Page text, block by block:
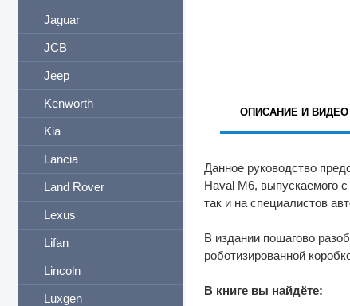
Jaguar
JCB
Jeep
Kenworth
Kia
Lancia
Land Rover
Lexus
Lifan
Lincoln
Luxgen
ОПИСАНИЕ И ВИДЕО
Данное руководство
Haval M6, выпускаемого
так и на специалистов
В издании пошагово
роботизированной
В книге вы найдёте: